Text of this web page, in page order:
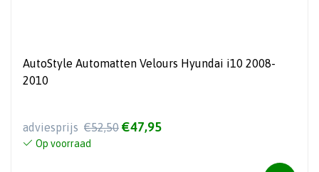
AutoStyle Automatten Velours Hyundai i10 2008-
2010
adviesprijs €52,50 €47,95
Op voorraad